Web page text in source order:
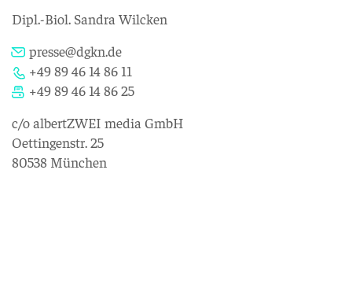
Dipl.-Biol. Sandra Wilcken
presse@dgkn.de
+49 89 46 14 86 11
+49 89 46 14 86 25
c/o albertZWEI media GmbH
Oettingenstr. 25
80538 München